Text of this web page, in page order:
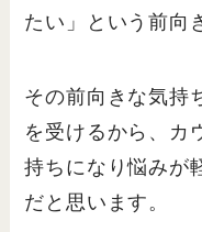
たい」という前向
その前向きな気持
を受けるから、カ
持ちになり悩みが
だと思います。